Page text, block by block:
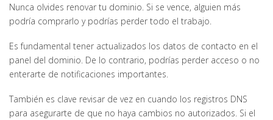
Nunca olvides renovar tu dominio. Si se vence, alguien más
podría comprarlo y podrías perder todo el trabajo.
Es fundamental tener actualizados los datos de contacto en el
panel del dominio. De lo contrario, podrías perder acceso o no
enterarte de notificaciones importantes.
También es clave revisar de vez en cuando los registros DNS
para asegurarte de que no haya cambios no autorizados. Si el